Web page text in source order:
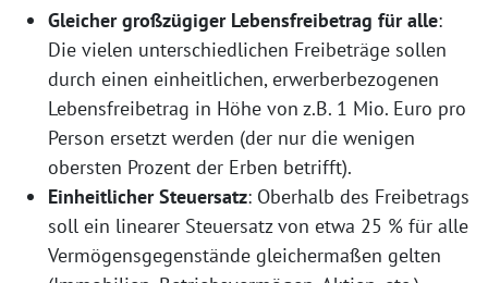
Gleicher großzügiger Lebensfreibetrag für alle:
Die vielen unterschiedlichen Freibeträge sollen
durch einen einheitlichen, erwerberbezogenen
Lebensfreibetrag in Höhe von z.B. 1 Mio. Euro pro
Person ersetzt werden (der nur die wenigen
obersten Prozent der Erben betrifft).
Einheitlicher Steuersatz: Oberhalb des Freibetrags
soll ein linearer Steuersatz von etwa 25 % für alle
Vermögensgegenstände gleichermaßen gelten